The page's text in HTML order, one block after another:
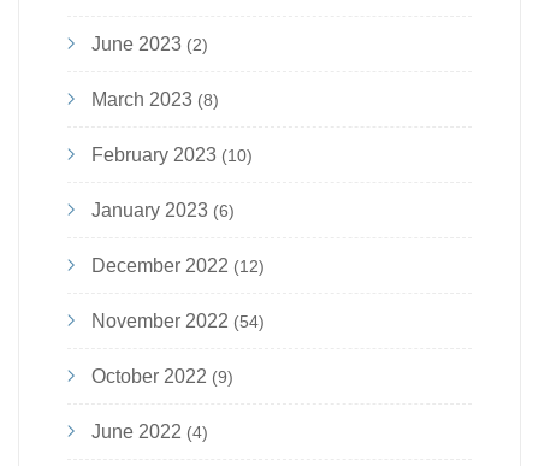
June 2023 (2)
March 2023 (8)
February 2023 (10)
January 2023 (6)
December 2022 (12)
November 2022 (54)
October 2022 (9)
June 2022 (4)